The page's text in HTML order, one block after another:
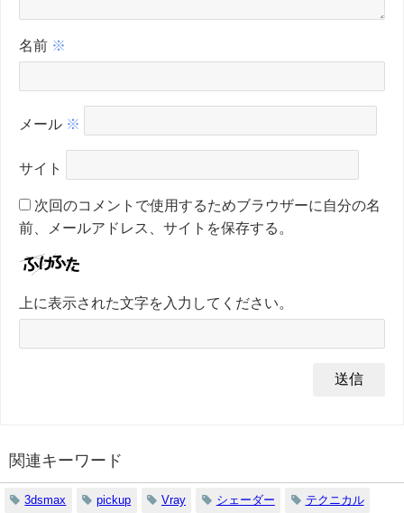
名前 ※
メール ※
サイト
次回のコメントで使用するためブラウザーに自分の名
前、メールアドレス、サイトを保存する。
上に表示された文字を入力してください。
関連キーワード
3dsmax pickup Vray シェーダー テクニカル